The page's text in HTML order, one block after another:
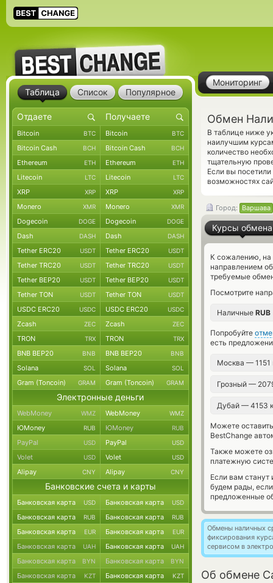
Мониторинг
Обмен
В таблице ниже
наилучшим
количество
тщательную
Если вы
возможностях
Город: Варшава
Курсы обмена
К сожалению, на
направлением
требуемые
Посмотрите
Наличные RUB
Попробуйте
есть
Москва —
Грозный —
Дубай — 4153
Можете
BestChange
Также можете
платежную
Если вам
будем рады,
предложенные
Обмены наличных
фиксирования
сервисом в
Об обмене
Таблица Список Популярное
Bitcoin BTC Bitcoin BTC
Bitcoin Cash BCH Bitcoin Cash BCH
Ethereum ETH Ethereum ETH
Litecoin LTC Litecoin LTC
XRP XRP XRP XRP
Monero XMR Monero XMR
Dogecoin DOGE Dogecoin DOGE
Dash DASH Dash DASH
Tether ERC20 USDT Tether ERC20 USDT
Tether TRC20 USDT Tether TRC20 USDT
Tether BEP20 USDT Tether BEP20 USDT
Tether TON USDT Tether TON USDT
USDC ERC20 USDC USDC ERC20 USDC
Zcash ZEC Zcash ZEC
TRON TRX TRON TRX
BNB BEP20 BNB BNB BEP20 BNB
Solana SOL Solana SOL
Gram (Toncoin) GRAM Gram (Toncoin) GRAM
Электронные деньги
WebMoney WMZ WebMoney WMZ
ЮMoney RUB ЮMoney RUB
PayPal USD PayPal USD
Volet USD Volet USD
Alipay CNY Alipay CNY
Банковские счета и карты
Банковская карта USD Банковская карта USD
Банковская карта RUB Банковская карта RUB
Банковская карта EUR Банковская карта EUR
Банковская карта UAH Банковская карта UAH
Банковская карта BYN Банковская карта BYN
Банковская карта KZT Банковская карта KZT